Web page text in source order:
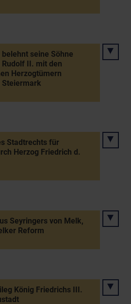
seine Söhne
II. mit den
Herzogtümern
Steiermark
Stadtrechts für
Herzog Friedrich d.
Seyringers von Melk,
Reform
König Friedrichs III.